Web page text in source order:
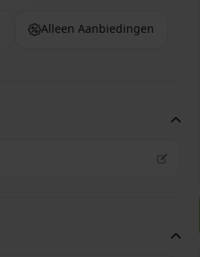
Alleen Aanbiedingen